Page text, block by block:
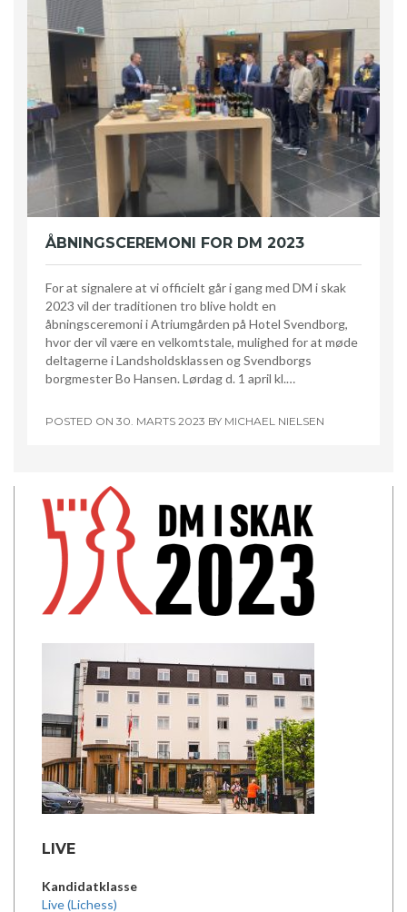
ÅBNINGSCEREMONI FOR DM 2023
For at signalere at vi officielt går i gang med DM i skak
2023 vil der traditionen tro blive holdt en
åbningsceremoni i Atriumgården på Hotel Svendborg,
hvor der vil være en velkomtstale, mulighed for at møde
deltagerne i Landsholdsklassen og Svendborgs
borgmester Bo Hansen. Lørdag d. 1 april kl.…
POSTED ON 30. MARTS 2023 BY MICHAEL NIELSEN
LIVE
Kandidatklasse
Live (Lichess)